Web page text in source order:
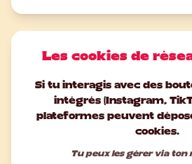
Les cookies de
Si tu interagis avec des
intégrés (Instagram,
plateformes peuvent
cookies.
Tu peux les gérer via ton